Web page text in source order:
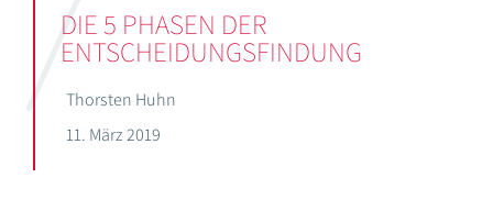
DIE 5 PHASEN DER
ENTSCHEIDUNGSFINDUNG
Thorsten Huhn
11. März 2019